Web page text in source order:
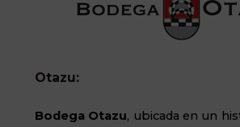
Otazu:
Bodega Otazu, ubicada en un